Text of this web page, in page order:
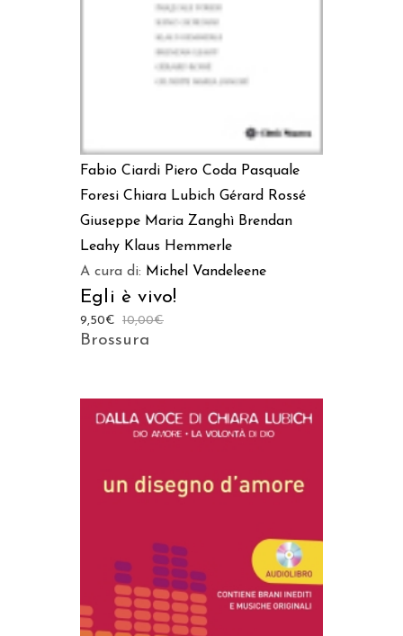
Fabio Ciardi Piero Coda Pasquale
Foresi Chiara Lubich Gérard Rossé
Giuseppe Maria Zanghì Brendan
Leahy Klaus Hemmerle
A cura di: Michel Vandeleene
Egli è vivo!
10,00€
9,50€
Brossura
AGGIUNGI AL CARRELLO